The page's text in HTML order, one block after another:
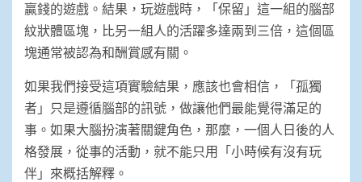
贏錢的遊戲。結果，玩遊戲時，「保留」這一組的腦部
紋狀體區塊，比另一組人的活躍多達兩到三倍，這個區
塊通常被認為和酬賞感有關。
如果我們接受這項實驗結果，應該也會相信，「孤獨
者」只是遵循腦部的訊號，做讓他們最能覺得滿足的
事。如果大腦扮演著關鍵角色，那麼，一個人日後的人
格發展，從事的活動，就不能只用「小時候有沒有玩
伴」來概括解釋。